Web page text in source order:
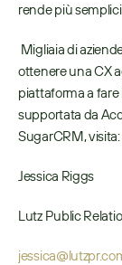
rende più
ottenere una CX
piattaforma a fare
supportata da
SugarCRM, visita:
Jessica Riggs
Lutz Public